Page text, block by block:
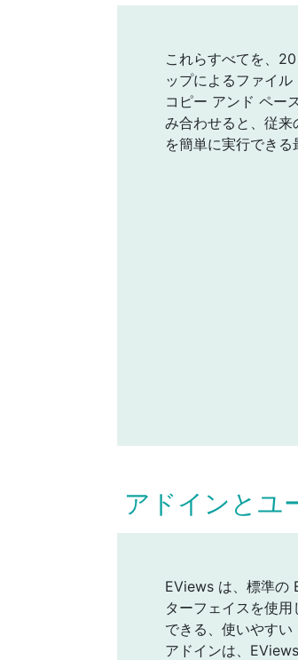
これらすべてを、
ップによるファイ
コピー アンド ペー
み合わせると、従来
を簡単に実行できる
アドインとユ
EViews は、標準の
ターフェイスを使
できる、使いやすい
アドインは、